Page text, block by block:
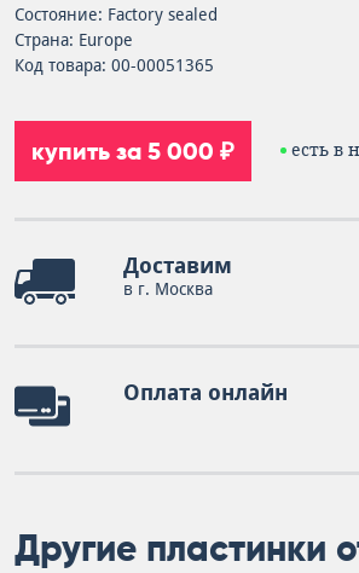
Состояние: Factory sealed
Страна: Europe
Код товара: 00-00051365
купить за 5 000 ₽ есть в
Доставим
в г. Москва
Оплата онлайн
Другие пластинки